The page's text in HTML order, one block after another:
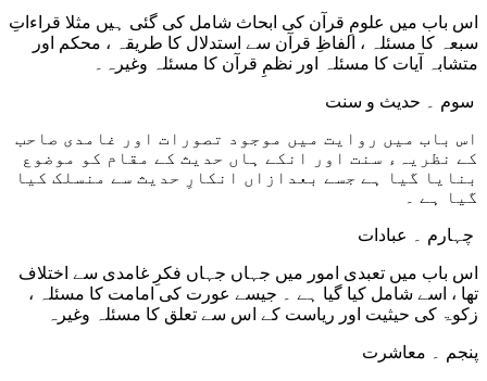
اس باب میں علومِ قرآن کی ابحاث شامل کی گئی ہیں مثلا قراءاتِ
سبعہ کا مسئلہ ، الفاظِ قرآن سے استدلال کا طریقہ ، محکم اور
متشابہ آیات کا مسئلہ اور نظمِ قرآن کا مسئلہ وغیرہ۔
اس باب میں روایت میں موجود تصورات اور غامدی صاحب
کے نظریہء سنت اور انکے ہاں حدیث کے مقام کو موضوع
بنایا گیا ہے جسے بعدازاں انکارِ حدیث سے منسلک کیا
گیا ہے ۔
اس باب میں تعبدی امور میں جہاں جہاں فکرِ غامدی سے اختلاف
تھا ، اسے شامل کیا گیا ہے ۔ جیسے عورت کی امامت کا مسئلہ ،
زکوۃ کی حیثیت اور ریاست کے اس سے تعلق کا مسئلہ وغیرہ
پنجم ۔ معاشرت